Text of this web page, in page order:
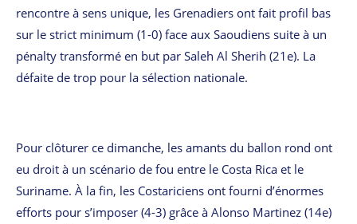
rencontre à sens unique, les Grenadiers ont fait profil bas
sur le strict minimum (1-0) face aux Saoudiens suite à un
pénalty transformé en but par Saleh Al Sherih (21e). La
défaite de trop pour la sélection nationale.
Pour clôturer ce dimanche, les amants du ballon rond ont
eu droit à un scénario de fou entre le Costa Rica et le
Suriname. À la fin, les Costariciens ont fourni d’énormes
efforts pour s’imposer (4-3) grâce à Alonso Martinez (14e)